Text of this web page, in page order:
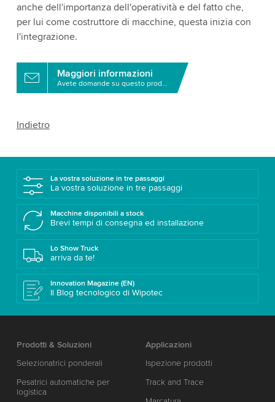
anche dell'importanza dell'operatività e del fatto che,
per lui come costruttore di macchine, questa inizia con
l'integrazione.
Maggiori informazioni
Avete domande su questo prodotto?
Indietro
La vostra soluzione in tre passaggi
La vostra soluzione in tre passaggi
Macchine disponibili a stock
Brevi tempi di consegna ed installazione
Lo Show Truck
arriva da te!
Innovation Magazine (EN)
Il Blog tecnologico di Wipotec
Prodotti & Soluzioni
Selezionatrici ponderali
Pesatrici automatiche per
logistica
Applicazioni
Ispezione prodotti
Track and Trace